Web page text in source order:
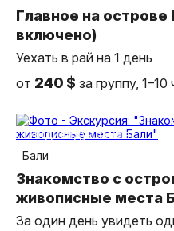
Главное на
включено)
Уехать в рай на 1 день
от 240 $ за группу, 1–10
индивидуальная
Бали
Знакомство с
живописные места
За один день увидеть